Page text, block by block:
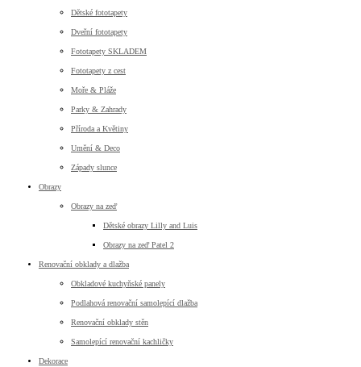
Dětské fototapety
Dveřní fototapety
Fototapety SKLADEM
Fototapety z cest
Moře & Pláže
Parky & Zahrady
Příroda a Květiny
Umění & Deco
Západy slunce
Obrazy
Obrazy na zeď
Dětské obrazy Lilly and Luis
Obrazy na zeď Patel 2
Renovační obklady a dlažba
Obkladové kuchyňské panely
Podlahová renovační samolepící dlažba
Renovační obklady stěn
Samolepící renovační kachličky
Dekorace